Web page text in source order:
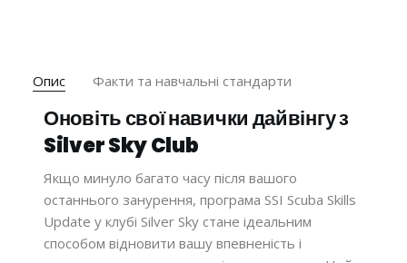
Опис Факти та навчальні стандарти
Оновіть свої навички дайвінгу з
Silver Sky Club
Якщо минуло багато часу після вашого
останнього занурення, програма SSI Scuba Skills
Update у клубі Silver Sky стане ідеальним
способом відновити вашу впевненість і